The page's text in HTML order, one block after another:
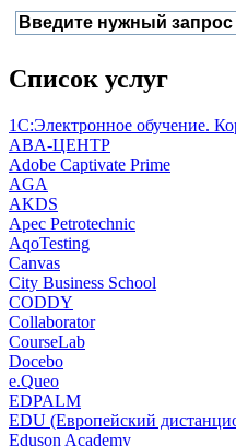
Список услуг
1С:Электронное обучение.
ABA-ЦЕНТР
Adobe Captivate Prime
AGA
AKDS
Apec Petrotechnic
AqoTesting
Canvas
City Business School
CODDY
Collaborator
CourseLab
Docebo
e.Queo
EDPALM
EDU (Европейский
Eduson Academy